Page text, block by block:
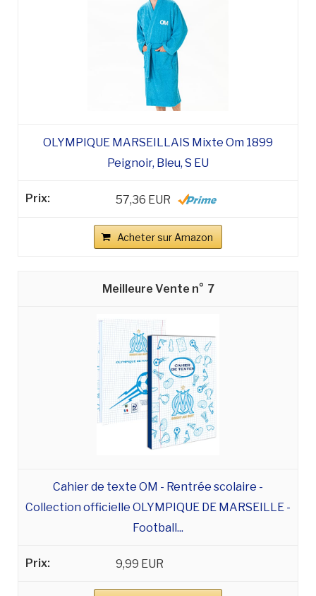
OLYMPIQUE MARSEILLAIS Mixte Om 1899
Peignoir, Bleu, S EU
57,36 EUR
Acheter sur Amazon
7
Cahier de texte OM - Rentrée scolaire -
Collection officielle OLYMPIQUE DE MARSEILLE -
Football...
9,99 EUR